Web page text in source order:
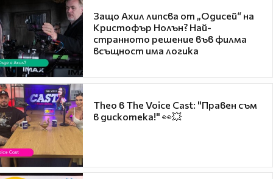
Защо Ахил липсва от „Одисей“ на
Кристофър Нолън? Най-
странното решение във филма
всъщност има логика
Theo в The Voice Cast: "Правен съм
в дискотека!" 👀💥